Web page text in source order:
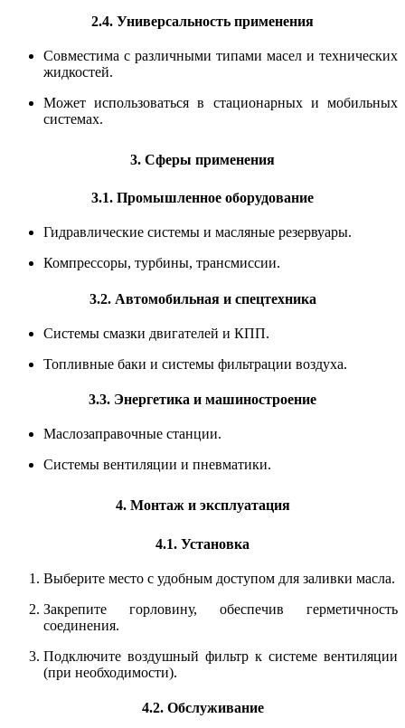
2.4. Универсальность применения
Совместима с различными типами масел и технических
жидкостей.
Может использоваться в стационарных и мобильных
системах.
3. Сферы применения
3.1. Промышленное оборудование
Гидравлические системы и масляные резервуары.
Компрессоры, турбины, трансмиссии.
3.2. Автомобильная и спецтехника
Системы смазки двигателей и КПП.
Топливные баки и системы фильтрации воздуха.
3.3. Энергетика и машиностроение
Маслозаправочные станции.
Системы вентиляции и пневматики.
4. Монтаж и эксплуатация
4.1. Установка
Выберите место с удобным доступом для заливки масла.
Закрепите горловину, обеспечив герметичность
соединения.
Подключите воздушный фильтр к системе вентиляции
(при необходимости).
4.2. Обслуживание